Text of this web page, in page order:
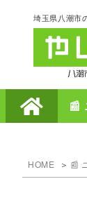
埼玉県八潮市
📰
HOME 📰